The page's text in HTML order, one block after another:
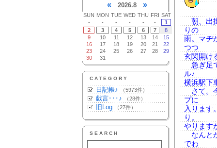
« 2026.8 »
SUN MON TUE WED THU FRI SAT
-
- - - - -
1
2
3 4 5 6 7
8
9
10 11 12 13 14
15
16
17 18 19 20 21
22
23
24 25 26 27 28
29
30
31 - - - - -
CATEGORY
日記帳♪ （5973件）
戯言･･･♪ （28件）
旧Log （27件）
SEARCH
朝、出
りの
雨。マヂ
つつ
玄関開け
急ぎ足
ル♪
横浜駅下
さて。
プに
入ります
り。
やります
なんと
でわ